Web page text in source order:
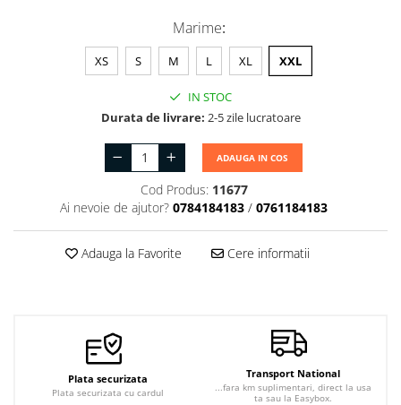
Marime:
XS S M L XL XXL
IN STOC
Durata de livrare: 2-5 zile lucratoare
ADAUGA IN COS
Cod Produs: 11677
Ai nevoie de ajutor? 0784184183 / 0761184183
Adauga la Favorite Cere informatii
Plata securizata
Plata securizata cu cardul
Transport National
...fara km suplimentari, direct la usa
ta sau la Easybox.